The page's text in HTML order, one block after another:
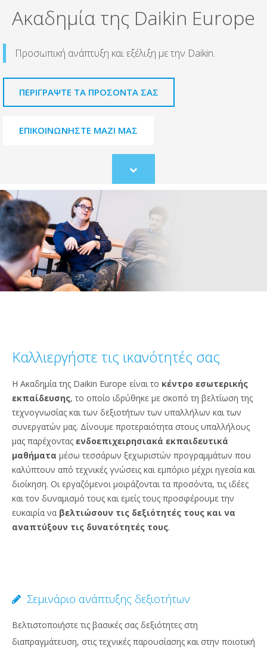
Ακαδημία της Daikin Europe
Προσωπική ανάπτυξη και εξέλιξη με την Daikin.
ΠΕΡΙΓΡΑΨΤΕ ΤΑ ΠΡΟΣΟΝΤΑ ΣΑΣ
ΕΠΙΚΟΙΝΩΝΗΣΤΕ ΜΑΖΙ ΜΑΣ
Scroll
to
Καλλιεργήστε τις ικανότητές σας
Η Ακαδημία της Daikin Europe είναι το κέντρο εσωτερικής
εκπαίδευσης, το οποίο ιδρύθηκε με σκοπό τη βελτίωση της
τεχνογνωσίας και των δεξιοτήτων των υπαλλήλων και των
συνεργατών μας. Δίνουμε προτεραιότητα στους υπαλλήλους
μας παρέχοντας ενδοεπιχειρησιακά εκπαιδευτικά
μαθήματα μέσω τεσσάρων ξεχωριστών προγραμμάτων που
καλύπτουν από τεχνικές γνώσεις και εμπόριο μέχρι ηγεσία και
διοίκηση. Οι εργαζόμενοι μοιράζονται τα προσόντα, τις ιδέες
και τον δυναμισμό τους και εμείς τους προσφέρουμε την
ευκαιρία να βελτιώσουν τις δεξιότητές τους και να
αναπτύξουν τις δυνατότητές τους.
Σεμινάριο ανάπτυξης δεξιοτήτων
Βελτιστοποιήστε τις βασικές σας δεξιότητες στη
διαπραγμάτευση, στις τεχνικές παρουσίασης και στην ποιοτική